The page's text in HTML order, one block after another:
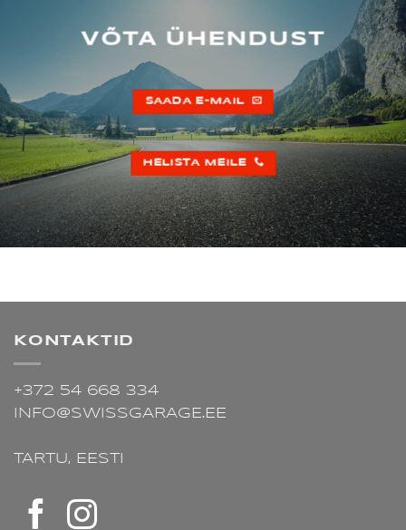
VÕTA ÜHENDUST
SAADA E-MAIL
HELISTA MEILE
KONTAKTID
+372 54 668 334
INFO@SWISSGARAGE.EE
TARTU, EESTI